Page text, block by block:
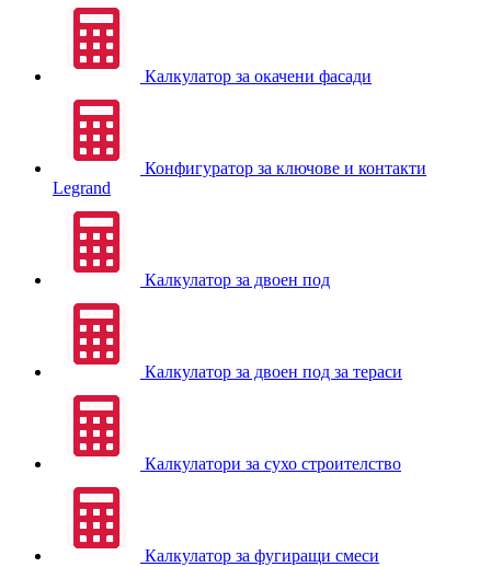
Калкулатор за окачени фасади
Конфигуратор за ключове и контакти
Legrand
Калкулатор за двоен под
Калкулатор за двоен под за тераси
Калкулатори за сухо строителство
Калкулатор за фугиращи смеси